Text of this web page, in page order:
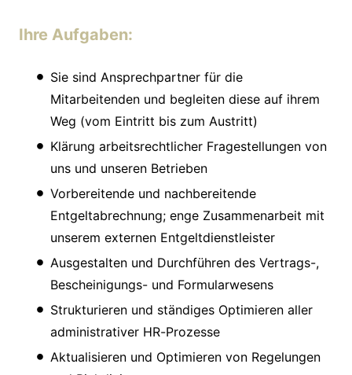
Ihre Aufgaben:
Sie sind Ansprechpartner für die
Mitarbeitenden und begleiten diese auf ihrem
Weg (vom Eintritt bis zum Austritt)
Klärung arbeitsrechtlicher Fragestellungen von
uns und unseren Betrieben
Vorbereitende und nachbereitende
Entgeltabrechnung; enge Zusammenarbeit mit
unserem externen Entgeltdienstleister
Ausgestalten und Durchführen des Vertrags-,
Bescheinigungs- und Formularwesens
Strukturieren und ständiges Optimieren aller
administrativer HR-Prozesse
Aktualisieren und Optimieren von Regelungen